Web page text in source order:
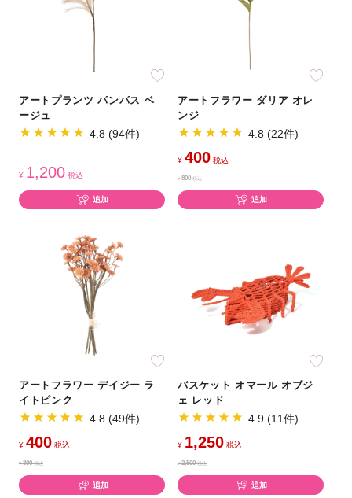
アートプランツ パンパス ベ
ージュ
4.8 (94件)
¥ 1,200 税込
追加
アートフラワー ダリア オレ
ンジ
4.8 (22件)
¥ 400 税込
¥800税込
追加
アートフラワー デイジー ラ
イトピンク
4.8 (49件)
¥ 400 税込
¥800税込
追加
バスケット オマール オブジ
ェ レッド
4.9 (11件)
¥ 1,250 税込
¥2,500税込
追加